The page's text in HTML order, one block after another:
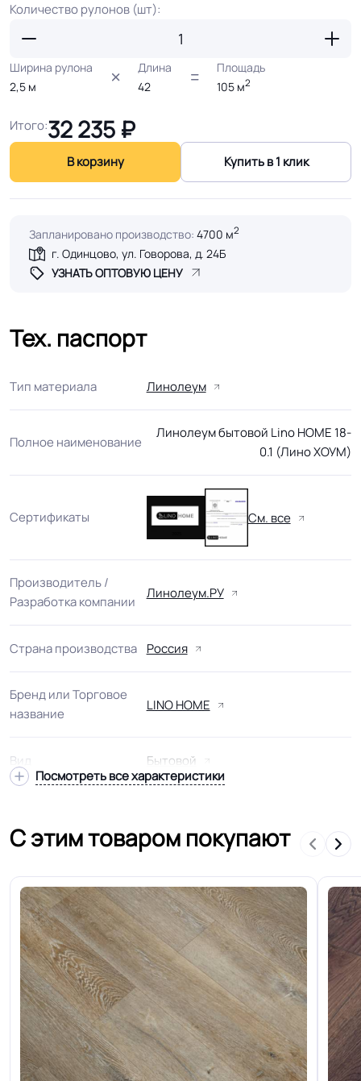
Количество рулонов (шт):
Ширина рулона
2,5 м
Длина
42
Площадь
105 м2
Итого:32 235 ₽
В корзину Купить в 1 клик
Запланировано производство: 4700 м2
г. Одинцово, ул. Говорова, д. 24Б
УЗНАТЬ ОПТОВУЮ ЦЕНУ
Тех. паспорт
Тип материала Линолеум
Полное наименование
Линолеум бытовой Lino HOME 18-
0.1 (Лино ХОУМ)
Сертификаты См. все
Производитель /
Разработка компании
Линолеум.РУ
Страна производства Россия
Бренд или Торговое
название
LINO HOME
Вид Бытовой
Лин.-ПВХ, тип-ПРП
Структура
Гетерогенный многослойный тзи
основа
Основа Войлочная
Ширина 1.5-2.0-2.5-3.0-3.5-4.0 м
Толщина 1.8 мм
Посмотреть все характеристики
С этим товаром покупают